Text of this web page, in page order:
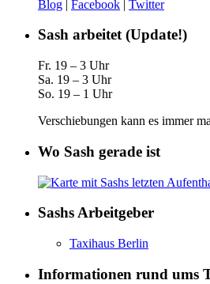
Blog | Facebook | Twitter
Sash arbeitet (Update!)
Fr. 19 – 3 Uhr
Sa. 19 – 3 Uhr
So. 19 – 1 Uhr
Verschiebungen kann es immer
Wo Sash gerade ist
Sashs Arbeitgeber
Taxihaus Berlin
Informationen rund ums